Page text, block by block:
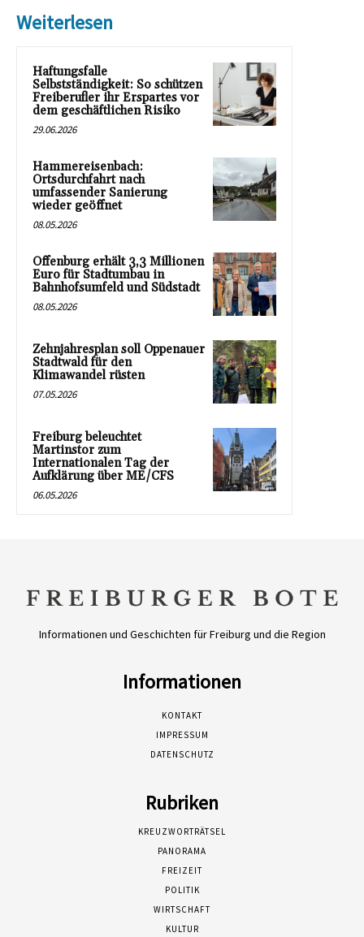
Weiterlesen
Haftungsfalle
Selbstständigkeit: So schützen
Freiberufler ihr Erspartes vor
dem geschäftlichen Risiko
29.06.2026
Hammereisenbach:
Ortsdurchfahrt nach
umfassender Sanierung
wieder geöffnet
08.05.2026
Offenburg erhält 3,3 Millionen
Euro für Stadtumbau in
Bahnhofsumfeld und Südstadt
08.05.2026
Zehnjahresplan soll Oppenauer
Stadtwald für den
Klimawandel rüsten
07.05.2026
Freiburg beleuchtet
Martinstor zum
Internationalen Tag der
Aufklärung über ME/CFS
06.05.2026
Informationen und Geschichten für Freiburg und die Region
Informationen
KONTAKT
IMPRESSUM
DATENSCHUTZ
Rubriken
KREUZWORTRÄTSEL
PANORAMA
FREIZEIT
POLITIK
WIRTSCHAFT
KULTUR